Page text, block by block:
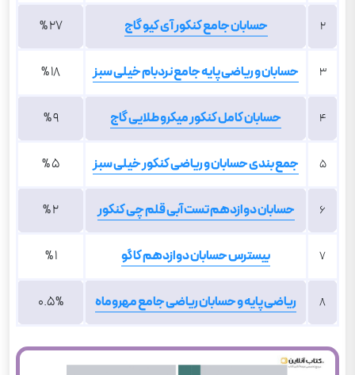
2 حسابان جامع کنکور آی کیو گاج 27 %
3 حسابان و ریاضی پایه جامع نردبام خیلی سبز 18 %
4 حسابان کامل کنکور میکرو طلایی گاج 9 %
5 جمع بندی حسابان و ریاضی کنکور خیلی سبز 5 %
6 حسابان دوازدهم تست آبی قلم چی کنکور 2 %
7 بیسترس حسابان دوازدهم کاگو 1 %
8 ریاضی پایه و حسابان ریاضی جامع مهروماه 0.5%